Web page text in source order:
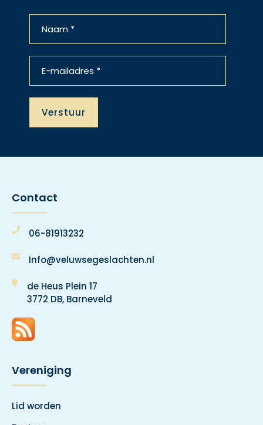
Contact
06-81913232
Info@veluwsegeslachten.nl
de Heus Plein 17
3772 DB, Barneveld
Vereniging
Lid worden